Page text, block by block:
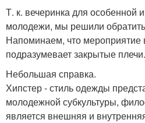
Т. к. вечеринка для особенной
молодежи, мы решили
Напоминаем, что мероприятие
подразумевает закрытые плечи.
Небольшая справка.
Хипстер - стиль одежды
молодежной субкультуры,
является внешняя и